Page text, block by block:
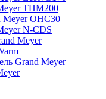
THM200
Meyer OHC30
N-CDS
Meyer
Grand Meyer